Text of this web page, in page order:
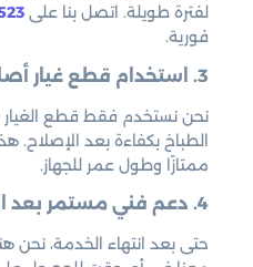
لفترة طويلة. اتصل بنا على
فورية.
3. استخدام قطع غيار أصلية
نحن نستخدم فقط قطع
الطباخ بكفاءة بعد
ممتازًا وطول عمر للجهاز.
4. دعم فني مستمر بعد الخدمة
حتى بعد انتهاء الخدمة، نحن